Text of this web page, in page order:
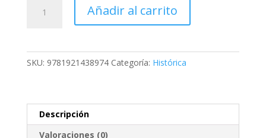
Vidas
Añadir al carrito
SKU: 9781921438974 Categoría: Histórica
Descripción
Valoraciones (0)